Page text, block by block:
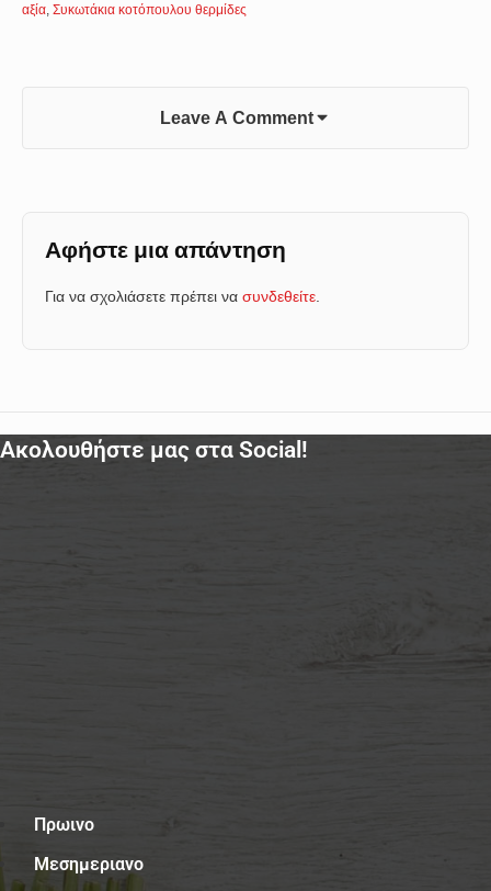
αξία Συκωτάκια κοτόπουλου θερμίδες
Leave A Comment
Αφήστε μια απάντηση
Για να σχολιάσετε πρέπει να συνδεθείτε
Ακολουθήστε μας στα Social!
ΜενούΠρωινο
Μεσημεριανο